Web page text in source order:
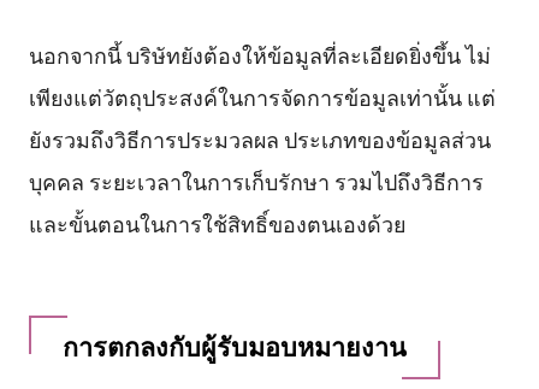
นอกจากนี้ บริษัทยังต้องให้ข้อมูลที่ละเอียดยิ่งขึ้น ไม่
เพียงแต่วัตถุประสงค์ในการจัดการข้อมูลเท่านั้น แต่
ยังรวมถึงวิธีการประมวลผล ประเภทของข้อมูลส่วน
บุคคล ระยะเวลาในการเก็บรักษา รวมไปถึงวิธีการ
และขั้นตอนในการใช้สิทธิ์ของตนเองด้วย
การตกลงกับผู้รับมอบหมายงาน